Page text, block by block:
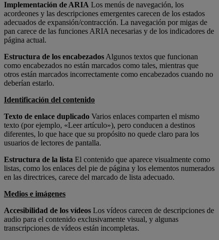
Implementación de ARIA Los menús de navegación, los
acordeones y las descripciones emergentes carecen de los estados
adecuados de expansión/contracción. La navegación por migas de
pan carece de las funciones ARIA necesarias y de los indicadores de
página actual.
Estructura de los encabezadosAlgunos textos que funcionan
como encabezados no están marcados como tales, mientras que
otros están marcados incorrectamente como encabezados cuando no
deberían estarlo.
Identificación del contenido
Texto de enlace duplicado Varios enlaces comparten el mismo
texto (por ejemplo, «Leer artículo»), pero conducen a destinos
diferentes, lo que hace que su propósito no quede claro para los
usuarios de lectores de pantalla.
Estructura de la lista El contenido que aparece visualmente como
listas, como los enlaces del pie de página y los elementos numerados
en las directrices, carece del marcado de lista adecuado.
Medios e imágenes
Accesibilidad de los vídeos Los vídeos carecen de descripciones de
audio para el contenido exclusivamente visual, y algunas
transcripciones de vídeos están incompletas.